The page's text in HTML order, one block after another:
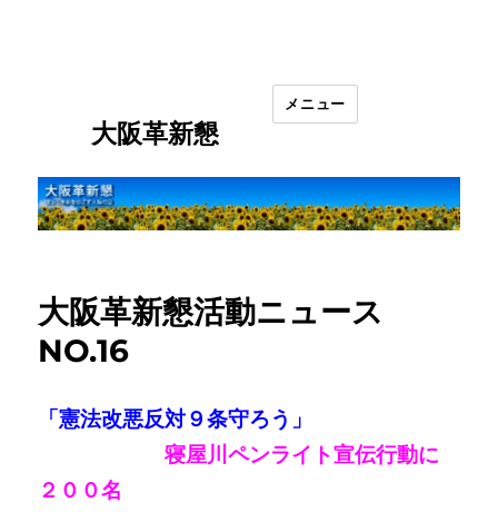
大阪革新懇
メニュー
大阪革新懇活動ニュース
NO.16
「憲法改悪反対９条守ろう」
寝屋川ペンライト宣伝行動に
２００名